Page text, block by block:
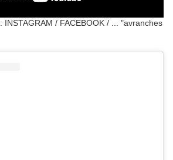
: INSTAGRAM / FACEBOOK / ... "avranches